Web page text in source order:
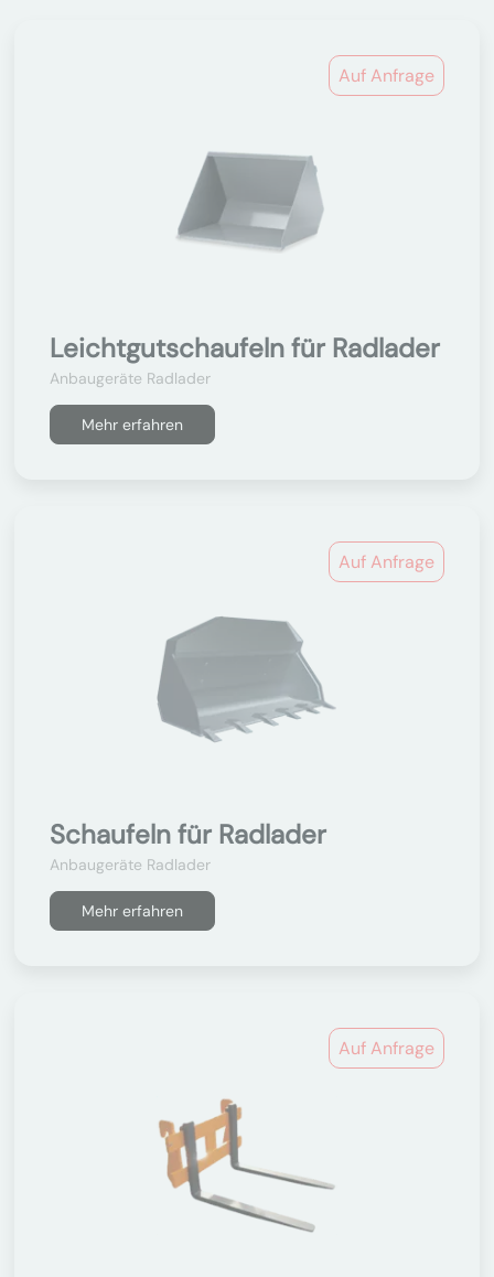
Auf Anfrage
Leichtgutschaufeln für Radlader
Anbaugeräte Radlader
Mehr erfahren
Auf Anfrage
Schaufeln für Radlader
Anbaugeräte Radlader
Mehr erfahren
Auf Anfrage